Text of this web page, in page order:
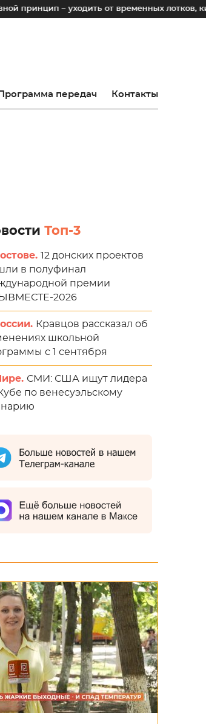
уходить от временных лотков, киосков и
Программа передач Контакты
Топ-3
12 донских проектов
в полуфинал
премии
2026
Кравцов рассказал об
школьной
с 1 сентября
СМИ: США ищут лидера
по венесуэльскому